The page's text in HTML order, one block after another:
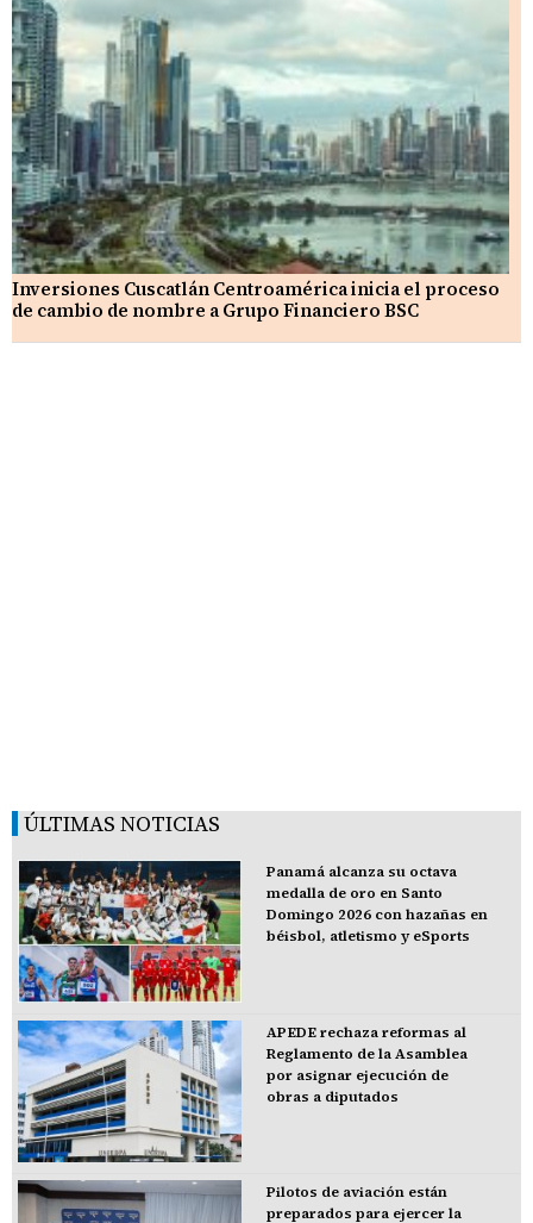
Inversiones Cuscatlán Centroamérica inicia el proceso
de cambio de nombre a Grupo Financiero BSC
ÚLTIMAS NOTICIAS
Panamá alcanza su octava
medalla de oro en Santo
Domingo 2026 con hazañas en
béisbol, atletismo y eSports
APEDE rechaza reformas al
Reglamento de la Asamblea
por asignar ejecución de
obras a diputados
Pilotos de aviación están
preparados para ejercer la